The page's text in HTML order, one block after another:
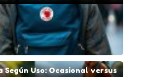
Según Uso: Ocasional versus